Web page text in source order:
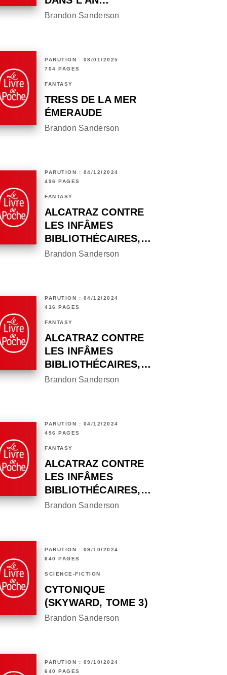
Brandon Sanderson
PARUTION : 08/01/2025
704 PAGES
FANTASY
TRESS DE LA MER
ÉMERAUDE
Brandon Sanderson
PARUTION : 04/12/2024
496 PAGES
FANTASY
ALCATRAZ CONTRE
LES INFÂMES
BIBLIOTHÉCAIRES,…
Brandon Sanderson
PARUTION : 04/12/2024
416 PAGES
FANTASY
ALCATRAZ CONTRE
LES INFÂMES
BIBLIOTHÉCAIRES,…
Brandon Sanderson
PARUTION : 04/12/2024
496 PAGES
FANTASY
ALCATRAZ CONTRE
LES INFÂMES
BIBLIOTHÉCAIRES,…
Brandon Sanderson
PARUTION : 09/10/2024
640 PAGES
SCIENCE-FICTION
CYTONIQUE
(SKYWARD, TOME 3)
Brandon Sanderson
PARUTION : 09/10/2024
640 PAGES